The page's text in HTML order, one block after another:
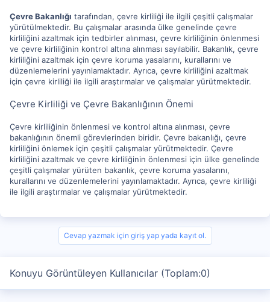
Çevre Bakanlığı tarafından, çevre kirliliği ile ilgili çeşitli çalışmalar
yürütülmektedir. Bu çalışmalar arasında ülke genelinde çevre
kirliliğini azaltmak için tedbirler alınması, çevre kirliliğinin önlenmesi
ve çevre kirliliğinin kontrol altına alınması sayılabilir. Bakanlık, çevre
kirliliğini azaltmak için çevre koruma yasalarını, kurallarını ve
düzenlemelerini yayınlamaktadır. Ayrıca, çevre kirliliğini azaltmak
için çevre kirliliği ile ilgili araştırmalar ve çalışmalar yürütmektedir.
Çevre Kirliliği ve Çevre Bakanlığının Önemi
Çevre kirliliğinin önlenmesi ve kontrol altına alınması, çevre
bakanlığının önemli görevlerinden biridir. Çevre bakanlığı, çevre
kirliliğini önlemek için çeşitli çalışmalar yürütmektedir. Çevre
kirliliğini azaltmak ve çevre kirliliğinin önlenmesi için ülke genelinde
çeşitli çalışmalar yürüten bakanlık, çevre koruma yasalarını,
kurallarını ve düzenlemelerini yayınlamaktadır. Ayrıca, çevre kirliliği
ile ilgili araştırmalar ve çalışmalar yürütmektedir.
Cevap yazmak için giriş yap yada kayıt ol.
Konuyu Görüntüleyen Kullanıcılar (Toplam:0)